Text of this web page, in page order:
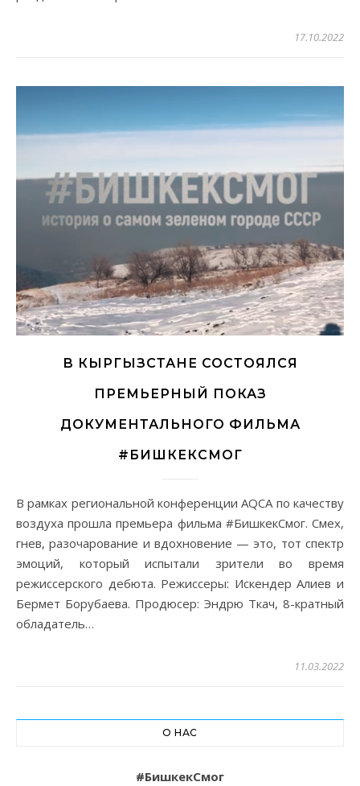
17.10.2022
В КЫРГЫЗСТАНЕ СОСТОЯЛСЯ
ПРЕМЬЕРНЫЙ ПОКАЗ
ДОКУМЕНТАЛЬНОГО ФИЛЬМА
#БИШКЕКСМОГ
В рамках региональной конференции AQCA по качеству
воздуха прошла премьера фильма #БишкекСмог. Смех,
гнев, разочарование и вдохновение — это, тот спектр
эмоций, который испытали зрители во время
режиссерского дебюта. Режиссеры: Искендер Алиев и
Бермет Борубаева. Продюсер: Эндрю Ткач, 8-кратный
обладатель…
11.03.2022
О НАС
#БишкекСмог